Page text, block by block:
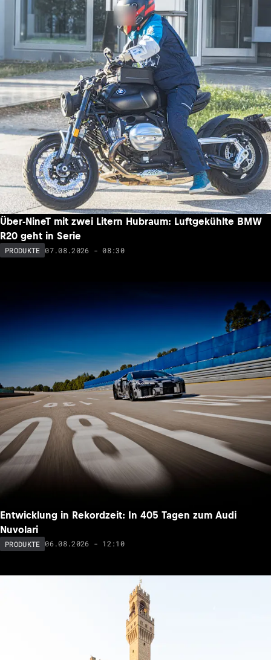
Über-NineT mit zwei Litern Hubraum: Luftgekühlte BMW
R20 geht in Serie
PRODUKTE 07.08.2026 - 08:30
Entwicklung in Rekordzeit: In 405 Tagen zum Audi
Nuvolari
PRODUKTE 06.08.2026 - 12:10